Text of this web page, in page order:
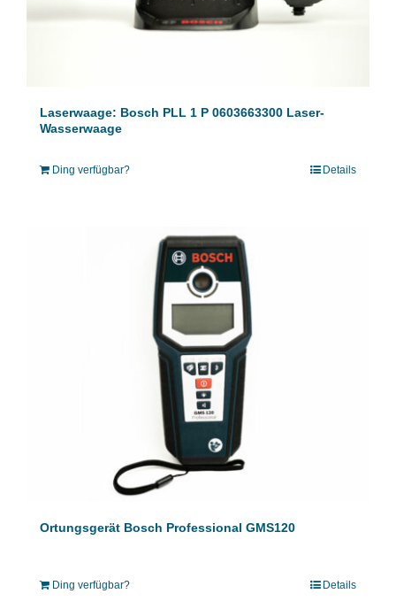
Laserwaage: Bosch PLL 1 P 0603663300 Laser-
Wasserwaage
Ding verfügbar? Details
Ortungsgerät Bosch Professional GMS120
Ding verfügbar? Details